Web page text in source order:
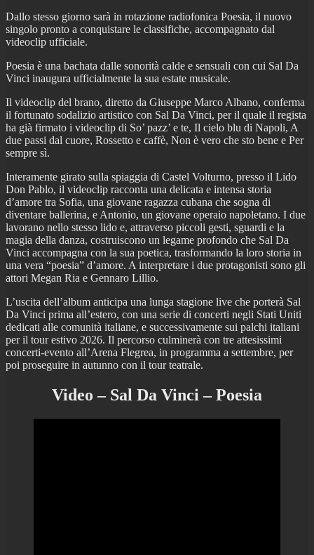
Dallo stesso giorno sarà in rotazione radiofonica Poesia, il nuovo
singolo pronto a conquistare le classifiche, accompagnato dal
videoclip ufficiale.
Poesia è una bachata dalle sonorità calde e sensuali con cui Sal Da
Vinci inaugura ufficialmente la sua estate musicale.
Il videoclip del brano, diretto da Giuseppe Marco Albano, conferma
il fortunato sodalizio artistico con Sal Da Vinci, per il quale il regista
ha già firmato i videoclip di So’ pazz’ e te, Il cielo blu di Napoli, A
due passi dal cuore, Rossetto e caffè, Non è vero che sto bene e Per
sempre sì.
Interamente girato sulla spiaggia di Castel Volturno, presso il Lido
Don Pablo, il videoclip racconta una delicata e intensa storia
d’amore tra Sofia, una giovane ragazza cubana che sogna di
diventare ballerina, e Antonio, un giovane operaio napoletano. I due
lavorano nello stesso lido e, attraverso piccoli gesti, sguardi e la
magia della danza, costruiscono un legame profondo che Sal Da
Vinci accompagna con la sua poetica, trasformando la loro storia in
una vera “poesia” d’amore. A interpretare i due protagonisti sono gli
attori Megan Ria e Gennaro Lillio.
L’uscita dell’album anticipa una lunga stagione live che porterà Sal
Da Vinci prima all’estero, con una serie di concerti negli Stati Uniti
dedicati alle comunità italiane, e successivamente sui palchi italiani
per il tour estivo 2026. Il percorso culminerà con tre attesissimi
concerti-evento all’Arena Flegrea, in programma a settembre, per
poi proseguire in autunno con il tour teatrale.
Video – Sal Da Vinci – Poesia